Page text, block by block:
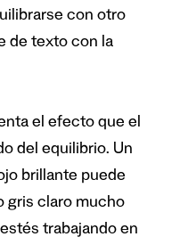
con otro
de texto con la
el efecto que el
del equilibrio. Un
brillante puede
gris claro mucho
trabajando en